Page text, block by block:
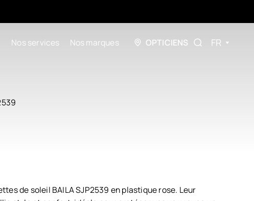
Nos services Nos marques OPTICIENS FR
de soleil BAILA SJP2539 en plastique rose. Leur